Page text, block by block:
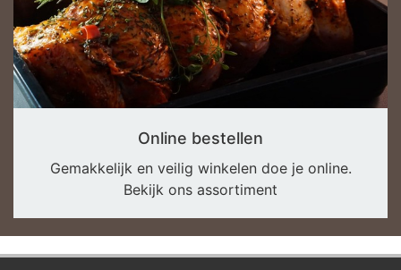
Online bestellen
Gemakkelijk en veilig winkelen doe je online.
Bekijk ons assortiment